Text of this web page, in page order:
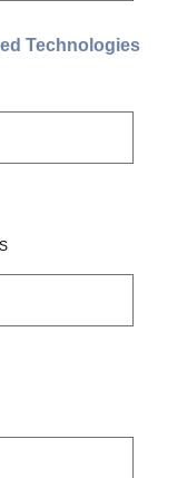
Technologies